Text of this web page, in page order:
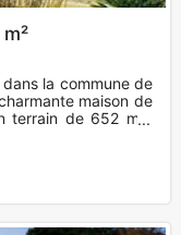
la commune de
maison de
de 652 m2.